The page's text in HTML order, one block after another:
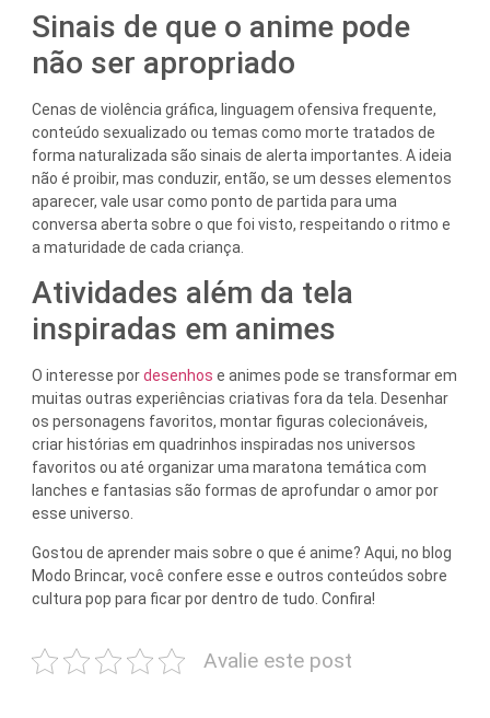
Sinais de que o anime pode
não ser apropriado
Cenas de violência gráfica, linguagem ofensiva frequente,
conteúdo sexualizado ou temas como morte tratados de
forma naturalizada são sinais de alerta importantes. A ideia
não é proibir, mas conduzir, então, se um desses elementos
aparecer, vale usar como ponto de partida para uma
conversa aberta sobre o que foi visto, respeitando o ritmo e
a maturidade de cada criança.
Atividades além da tela
inspiradas em animes
O interesse pordesenhos e animes pode se transformar em
muitas outras experiências criativas fora da tela. Desenhar
os personagens favoritos, montar figuras colecionáveis,
criar histórias em quadrinhos inspiradas nos universos
favoritos ou até organizar uma maratona temática com
lanches e fantasias são formas de aprofundar o amor por
esse universo.
Gostou de aprender mais sobre o que é anime? Aqui, no blog
Modo Brincar, você confere esse e outros conteúdos sobre
cultura pop para ficar por dentro de tudo. Confira!
Avalie este post